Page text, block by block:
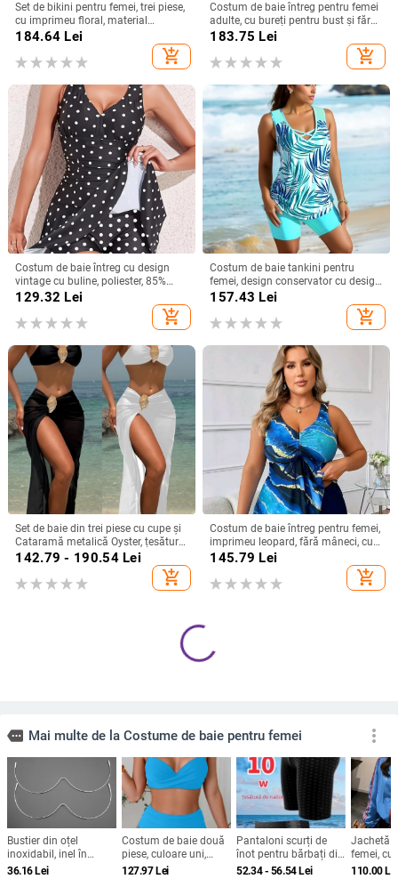
Set de bikini pentru femei, trei piese,
cu imprimeu floral, material
poliester, cupe căptușite, fără
184.64 Lei
add_shopping_cart
Costum de baie întreg pentru femei
adulte, cu bureți pentru bust și fără
suport metalic, uscare rapidă,
183.75 Lei
add_shopping_cart
Costum de baie întreg cu design
vintage cu buline, poliester, 85%
poliester
129.32 Lei
add_shopping_cart
Costum de baie tankini pentru
femei, design conservator cu design
divizat, fără mâneci, cu bureți în
căptușeală de spandex
157.43 Lei
add_shopping_cart
Set de baie din trei piese cu cupe și
Cataramă metalică Oyster, țesătură
poliester, căptușeală poliester cu
18% elastan, greutate țesătură 230
g
142.79 - 190.54Lei
add_shopping_cart
Costum de baie întreg pentru femei,
imprimeu leopard, fără mâneci, cu
bureți pentru bust, material
145.79 Lei
add_shopping_cart
Set de bikini din două piese pentru
femei, 2026, cupe căptușite, fără
armături, siluetă subțire și acoperire
a abdomenului
152.59 Lei
add_shopping_cart
Costum de baie întreg pentru femei,
fără mâneci, cu cupă pentru bust
fără suport metalic, material 82%
poliester, căptușeală 100% poliester
145.49 - 150.16Lei
add_shopping_cart